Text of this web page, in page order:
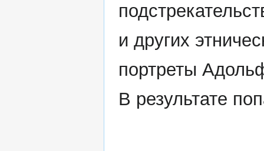
и других
портреты
В результате